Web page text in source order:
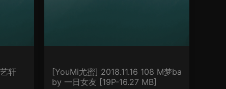
轩
[YouMi尤蜜] 2018.11.16 108 M梦ba
by 一日女友 [19P-16.27 MB]